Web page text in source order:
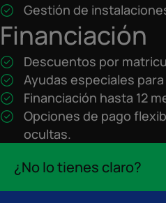
Gestión de
Financiación
Descuentos por
Ayudas especiales
Financiación hasta 12
Opciones de pago
ocultas.
¿No lo tienes claro?